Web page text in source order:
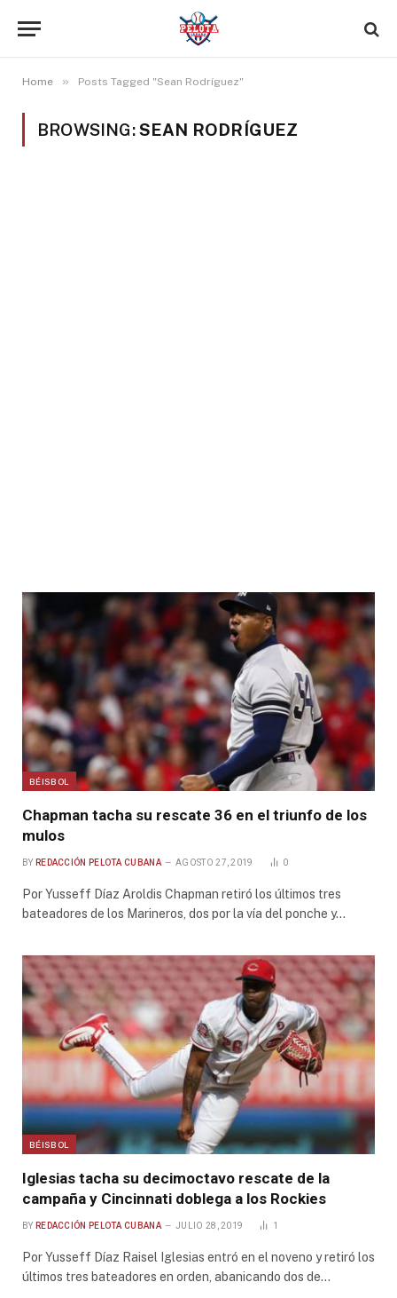
Home » Posts Tagged "Sean Rodríguez"
BROWSING:SEAN RODRÍGUEZ
BÉISBOL
Chapman tacha su rescate 36 en el triunfo de los
mulos
BY REDACCIÓN PELOTA CUBANA AGOSTO 27, 2019 0
Por Yusseff Díaz Aroldis Chapman retiró los últimos tres
bateadores de los Marineros, dos por la vía del ponche y…
BÉISBOL
Iglesias tacha su decimoctavo rescate de la
campaña y Cincinnati doblega a los Rockies
BY REDACCIÓN PELOTA CUBANA JULIO 28, 2019 1
Por Yusseff Díaz Raisel Iglesias entró en el noveno y retiró los
últimos tres bateadores en orden, abanicando dos de…